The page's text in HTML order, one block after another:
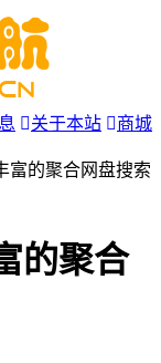
关于本站 商城
富的聚合网盘搜索
的聚合